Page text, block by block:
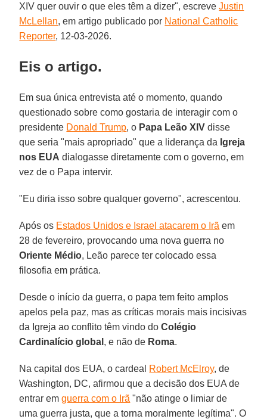
XIV quer ouvir o que eles têm a dizer", escreveJustin
McLellan, em artigo publicado por National Catholic
Reporter, 12-03-2026.
Eis o artigo.
Em sua única entrevista até o momento, quando
questionado sobre como gostaria de interagir com o
presidente Donald Trump, o Papa Leão XIV disse
que seria "mais apropriado" que a liderança da Igreja
nos EUA dialogasse diretamente com o governo, em
vez de o Papa intervir.
"Eu diria isso sobre qualquer governo", acrescentou.
Após os Estados Unidos e Israel atacarem o Irã em
28 de fevereiro, provocando uma nova guerra no
Oriente Médio, Leão parece ter colocado essa
filosofia em prática.
Desde o início da guerra, o papa tem feito amplos
apelos pela paz, mas as críticas morais mais incisivas
da Igreja ao conflito têm vindo do Colégio
Cardinalício global , e não de Roma.
Na capital dos EUA, o cardeal Robert McElroy, de
Washington, DC, afirmou que a decisão dos EUA de
entrar emguerra com o Irã "não atinge o limiar de
uma guerra justa, que a torna moralmente legítima". O